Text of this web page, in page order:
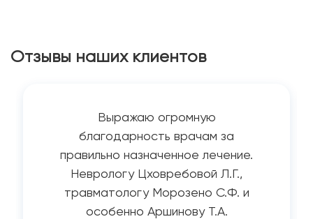
Отзывы наших клиентов
Выражаю огромную
благодарность врачам за
правильно назначенное лечение.
Неврологу Цховребовой Л.Г.,
травматологу Морозено С.Ф. и
особенно Аршинову Т.А.